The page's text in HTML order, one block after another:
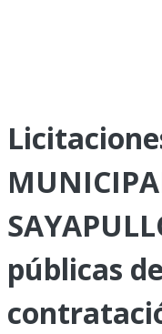
públicas